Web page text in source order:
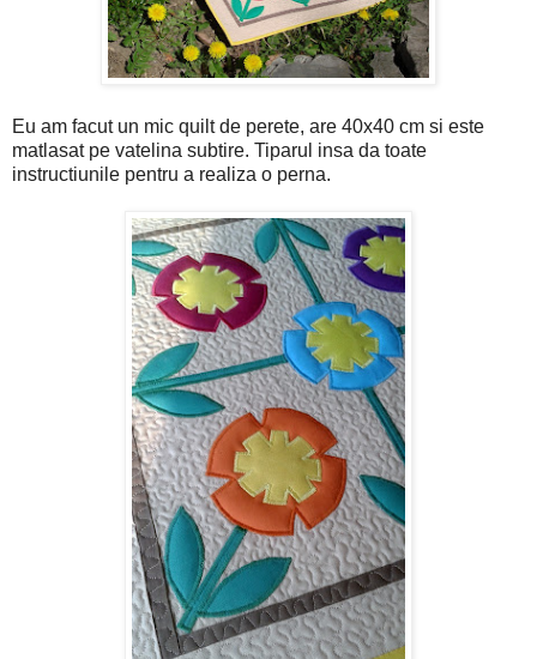
Eu am facut un mic quilt de perete, are 40x40 cm si este
matlasat pe vatelina subtire. Tiparul insa da toate
instructiunile pentru a realiza o perna.